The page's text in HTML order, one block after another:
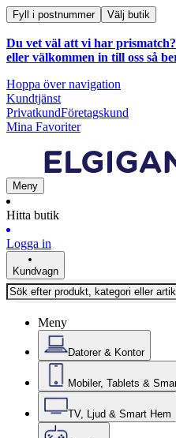
Fyll i postnummer Välj butik
Du vet väl att vi har
eller välkommen in till oss så
Hoppa över navigation
Kundtjänst
PrivatkundFöretagskund
Mina Favoriter
Meny
Hitta butik
Logga in
Kundvagn
Meny
Datorer & Kontor
Mobiler, Tablets &
TV, Ljud & Smart Hem